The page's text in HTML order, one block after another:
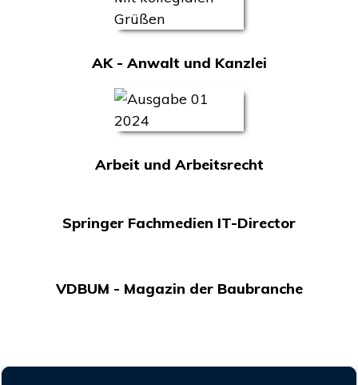
AK - Anwalt und Kanzlei
Arbeit und Arbeitsrecht
Springer Fachmedien IT-Director
VDBUM - Magazin der Baubranche